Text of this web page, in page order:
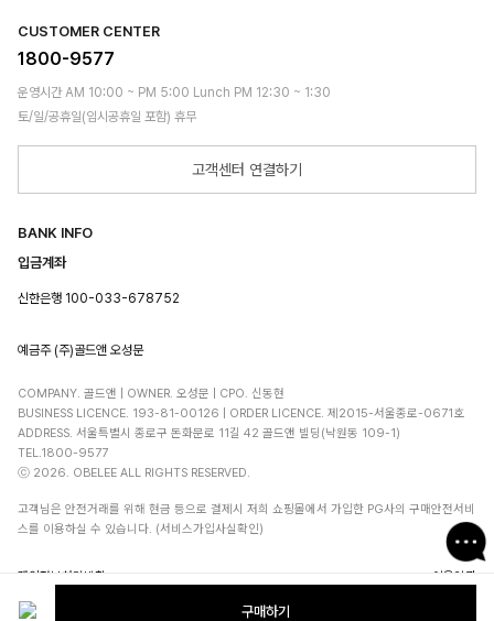
구매하기
CUSTOMER CENTER
1800-9577
운영시간 AM 10:00 ~ PM 5:00 Lunch PM 12:30 ~ 1:30
토/일/공휴일(임시공휴일 포함) 휴무
고객센터 연결하기
BANK INFO
입금계좌
신한은행 100-033-678752
예금주 (주)골드앤 오성문
COMPANY. 골드앤 | OWNER. 오성문 | CPO. 신동현
BUSINESS LICENCE. 193-81-00126 | ORDER LICENCE. 제2015-서울종로-0671호
ADDRESS. 서울특별시 종로구 돈화문로 11길 42 골드앤 빌딩(낙원동 109-1)
TEL.1800-9577
ⓒ 2026. OBELEE ALL RIGHTS RESERVED.
고객님은 안전거래를 위해 현금 등으로 결제시 저희 쇼핑몰에서 가입한 PG사의 구매안전서비
스를 이용하실 수 있습니다. (서비스가입사실확인)
개인정보처리방침 이용약관